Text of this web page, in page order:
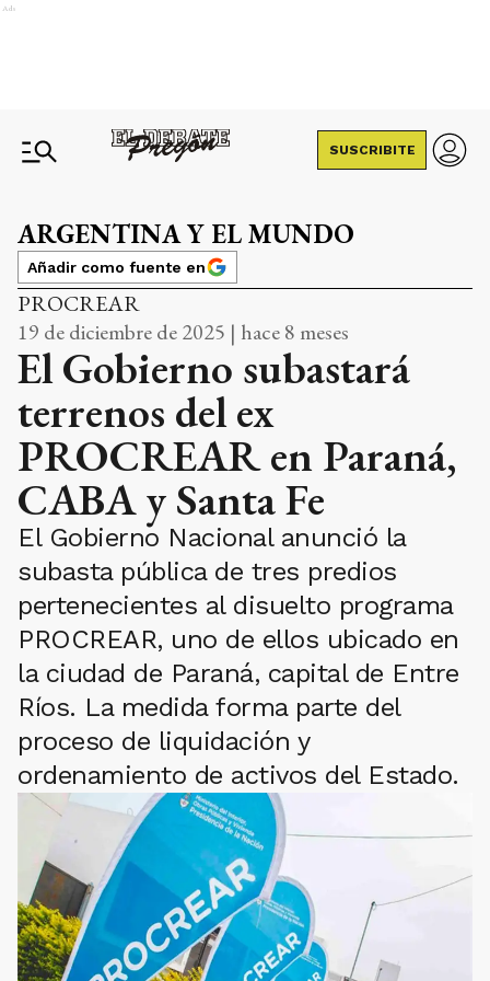
Ads
SUSCRIBITE
ARGENTINA Y EL MUNDO
Añadir como fuente en
PROCREAR
19 de diciembre de 2025 | hace 8 meses
El Gobierno subastará
terrenos del ex
PROCREAR en Paraná,
CABA y Santa Fe
El Gobierno Nacional anunció la
subasta pública de tres predios
pertenecientes al disuelto programa
PROCREAR, uno de ellos ubicado en
la ciudad de Paraná, capital de Entre
Ríos. La medida forma parte del
proceso de liquidación y
ordenamiento de activos del Estado.